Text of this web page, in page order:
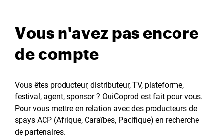
Vous n'avez pas encore
de compte
Vous êtes producteur, distributeur, TV, plateforme,
festival, agent, sponsor ? OuiCoprod est fait pour vous.
Pour vous mettre en relation avec des producteurs de
spays ACP (Afrique, Caraïbes, Pacifique) en recherche
de partenaires.